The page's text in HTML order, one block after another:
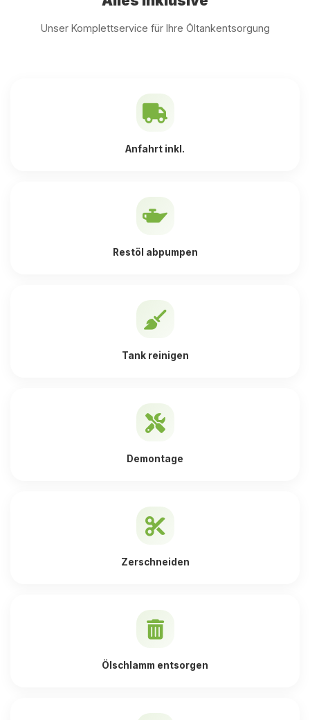
Unser Komplettservice für Ihre Öltankentsorgung
Anfahrt inkl.
Restöl abpumpen
Tank reinigen
Demontage
Zerschneiden
Ölschlamm entsorgen